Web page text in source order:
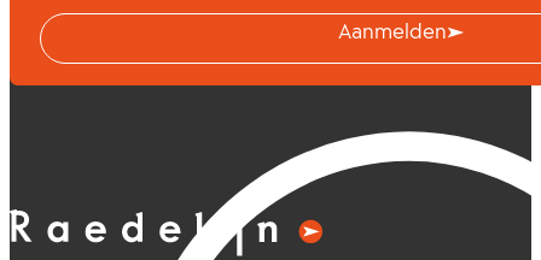
Aanmelden